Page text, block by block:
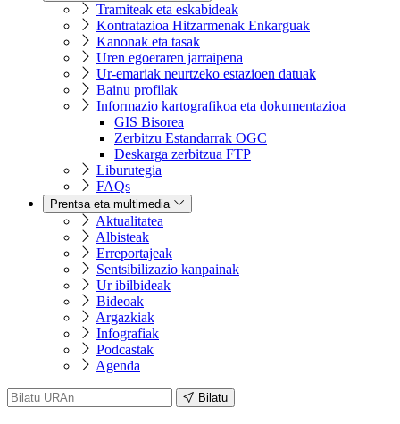
Tramiteak eta eskabideak
Kontratazioa Hitzarmenak Enkarguak
Kanonak eta tasak
Uren egoeraren jarraipena
Ur-emariak neurtzeko estazioen datuak
Bainu profilak
Informazio kartografikoa eta dokumentazioa
GIS Bisorea
Zerbitzu Estandarrak OGC
Deskarga zerbitzua FTP
Liburutegia
FAQs
Prentsa eta multimedia
Aktualitatea
Albisteak
Erreportajeak
Sentsibilizazio kanpainak
Ur ibilbideak
Bideoak
Argazkiak
Infografiak
Podcastak
Agenda
Bilatu